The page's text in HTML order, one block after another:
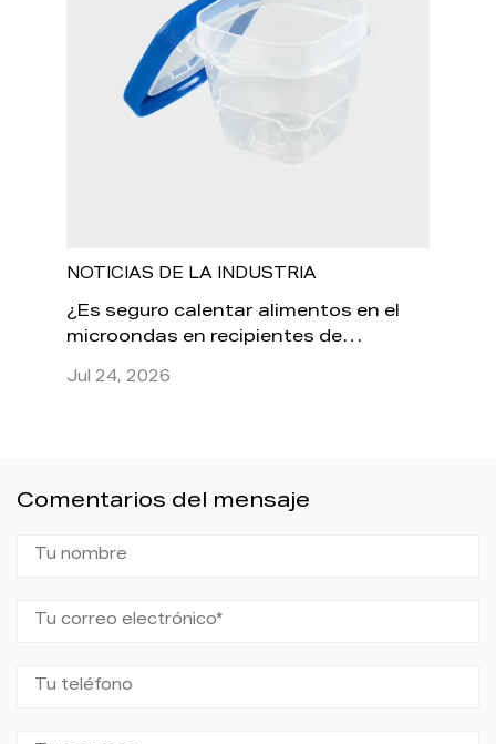
NOTICIAS DE LA INDUSTRIA
¿Es seguro calentar alimentos en el
microondas en recipientes de
Jul 24, 2026
Comentarios del mensaje